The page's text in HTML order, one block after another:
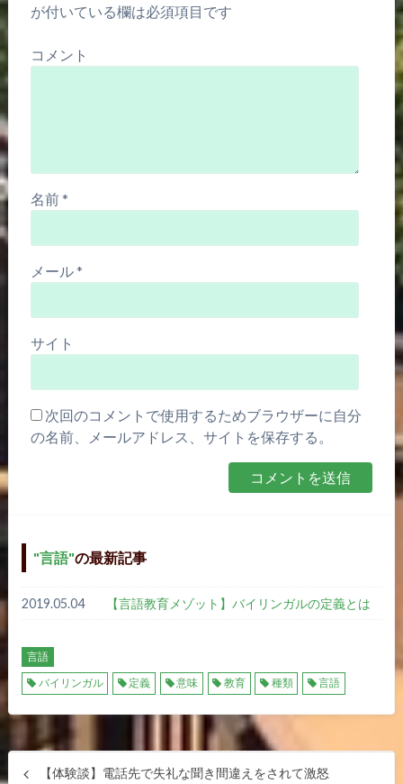
が付いている欄は必須項目です
コメント
名前*
メール*
サイト
次回のコメントで使用するためブラウザーに自分
の名前、メールアドレス、サイトを保存する。
言語 の最新記事
2019.05.04 【言語教育メゾット】バイリンガルの定義とは
言語
バイリンガル
定義 意味 教育 種類 言語
【体験談】電話先で失礼な聞き間違えをされて激怒